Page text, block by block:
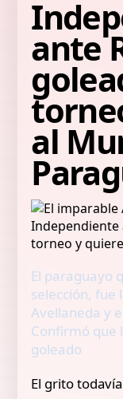
ante
al
El paraguayo
selección, fue
Avellaneda y
Confirmó que
goleado
El grito